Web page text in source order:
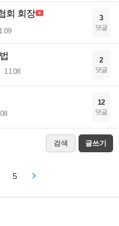
회 회장 3
댓글
11:08
2
댓글
12
댓글
검색 글쓰기
5